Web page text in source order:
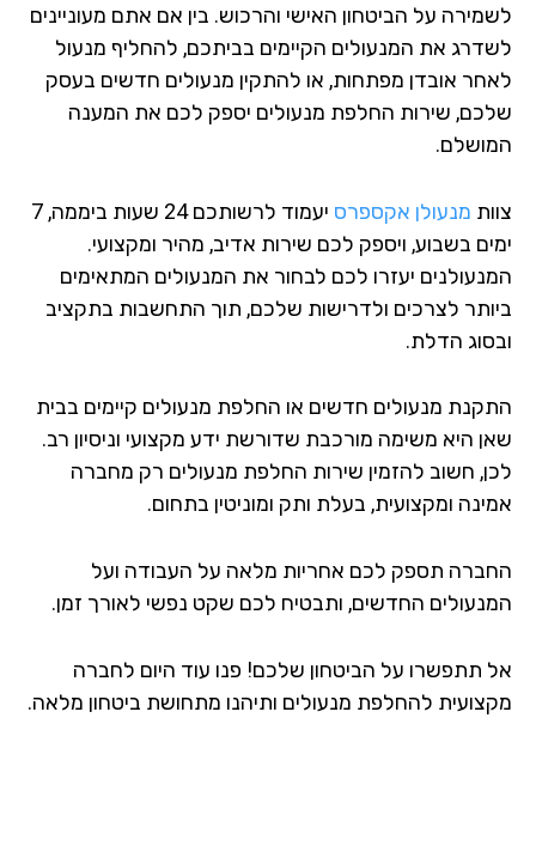
על הביטחון האישי והרכוש. בין אם אתם מעוניינים
את המנעולים הקיימים בביתכם, להחליף מנעול
אובדן מפתחות, או להתקין מנעולים חדשים בעסק
שירות החלפת מנעולים יספק לכם את המענה
מנעולן אקספרס
יעמוד לרשותכם 24 שעות ביממה, 7
בשבוע, ויספק לכם שירות אדיב, מהיר ומקצועי.
יעזרו לכם לבחור את המנעולים המתאימים
לצרכים ולדרישות שלכם, תוך התחשבות בתקציב
הדלת.
מנעולים חדשים או החלפת מנעולים קיימים בבית
היא משימה מורכבת שדורשת ידע מקצועי וניסיון רב.
חשוב להזמין שירות החלפת מנעולים רק מחברה
ומקצועית, בעלת ותק ומוניטין בתחום.
תספק לכם אחריות מלאה על העבודה ועל
החדשים, ותבטיח לכם שקט נפשי לאורך זמן.
תתפשרו על הביטחון שלכם! פנו עוד היום לחברה
להחלפת מנעולים ותיהנו מתחושת ביטחון מלאה.